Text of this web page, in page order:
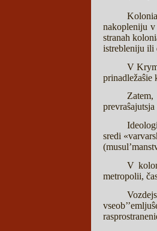
nakopleniju
stranah
istrebleniju ili
V
prinadležaŝie
sredi
V
metropolii,